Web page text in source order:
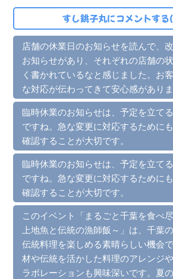
すし銚子丸にコメントす
店舗の休業日のお知らせを読んで、
お知らせがあり、それぞれの店舗の
く書かれているなと感じました。お
な対応が伝わってきて安心感がありま
臨時休業のお知らせは、予定を立て
ですね。急な変更に対応するために
確認することが大切です。
臨時休業のお知らせは、予定を立て
ですね。急な変更に対応するために
確認することが大切です。
このイベント「まるごと千葉を食べ
上地魚と伝統の漁師飯～」は、千葉
伝統料理を楽しめる素晴らしい機会
材や伝統を活かした料理のアレンジ
ラボレーションも興味深いです。夏